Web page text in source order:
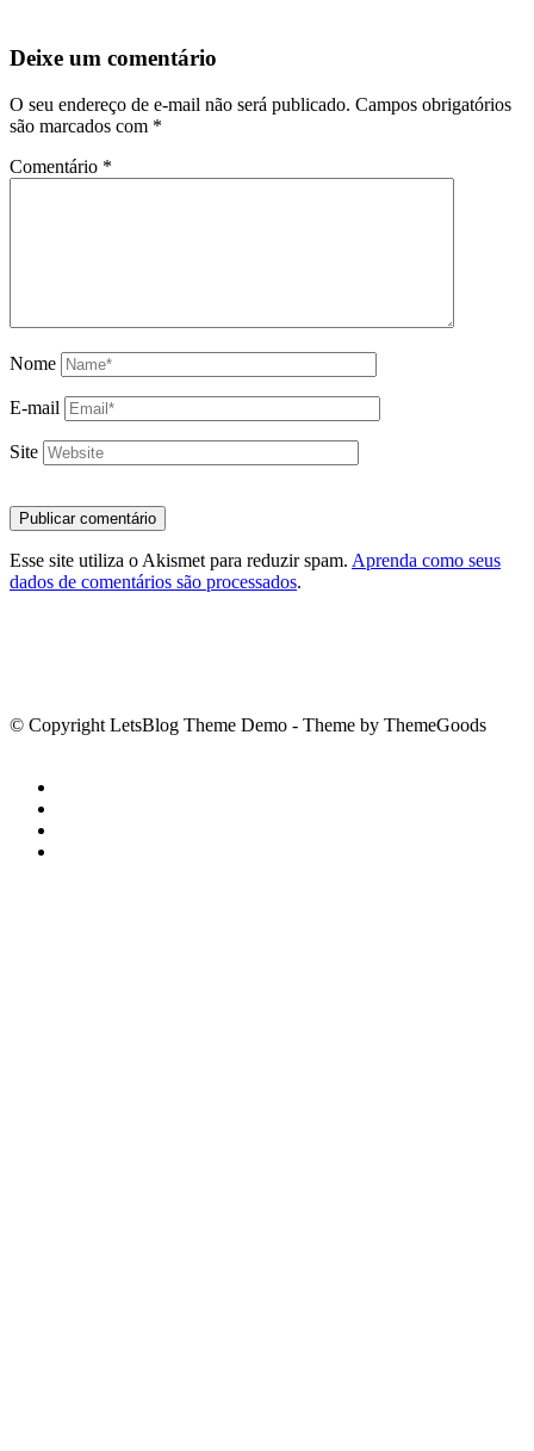
Deixe um comentário
O seu endereço de e-mail não será publicado. Campos obrigatórios
são marcados com *
Comentário *
Nome
E-mail
Site
Esse site utiliza o Akismet para reduzir spam. Aprenda como seus
dados de comentários são processados.
© Copyright LetsBlog Theme Demo - Theme by ThemeGoods